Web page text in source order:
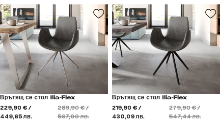
Врътящ се стол Ilia-Flex
229,90 € /
449,65 лв.
289,90 € /
567,00 лв.
Врътящ се стол Ilia-Flex
219,90 € /
430,09 лв.
279,90 € /
547,44 лв.